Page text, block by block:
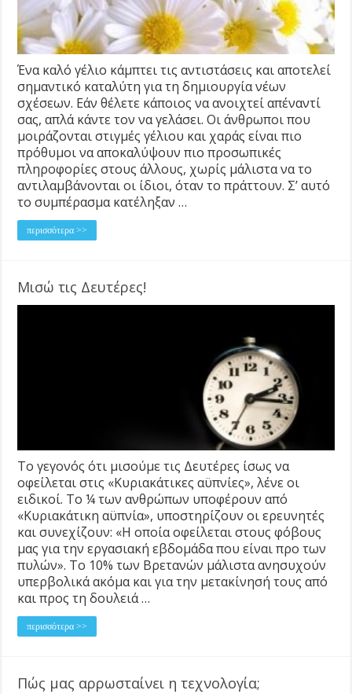
Ένα καλό γέλιο κάμπτει τις αντιστάσεις και αποτελεί
σημαντικό καταλύτη για τη δημιουργία νέων
σχέσεων. Εάν θέλετε κάποιος να ανοιχτεί απέναντί
σας, απλά κάντε τον να γελάσει. Οι άνθρωποι που
μοιράζονται στιγμές γέλιου και χαράς είναι πιο
πρόθυμοι να αποκαλύψουν πιο προσωπικές
πληροφορίες στους άλλους, χωρίς μάλιστα να το
αντιλαμβάνονται οι ίδιοι, όταν το πράττουν. Σ’ αυτό
το συμπέρασμα κατέληξαν …
περισσότερα >>
Μισώ τις Δευτέρες!
Το γεγονός ότι μισούμε τις Δευτέρες ίσως να
οφείλεται στις «Κυριακάτικες αϋπνίες», λένε οι
ειδικοί. Το ¼ των ανθρώπων υποφέρουν από
«Κυριακάτικη αϋπνία», υποστηρίζουν οι ερευνητές
και συνεχίζουν: «Η οποία οφείλεται στους φόβους
μας για την εργασιακή εβδομάδα που είναι προ των
πυλών». Το 10% των Βρετανών μάλιστα ανησυχούν
υπερβολικά ακόμα και για την μετακίνησή τους από
και προς τη δουλειά …
περισσότερα >>
Πώς μας αρρωσταίνει η τεχνολογία;